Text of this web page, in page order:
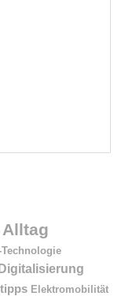
Digitalisierung
Elektromobilität